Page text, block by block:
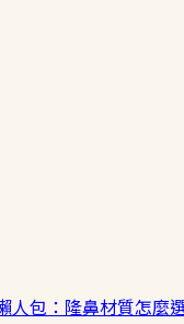
人包：隆鼻材質怎麼